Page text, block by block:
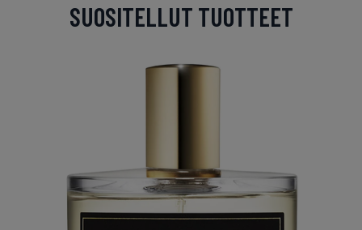
SUOSITELLUT TUOTTEET